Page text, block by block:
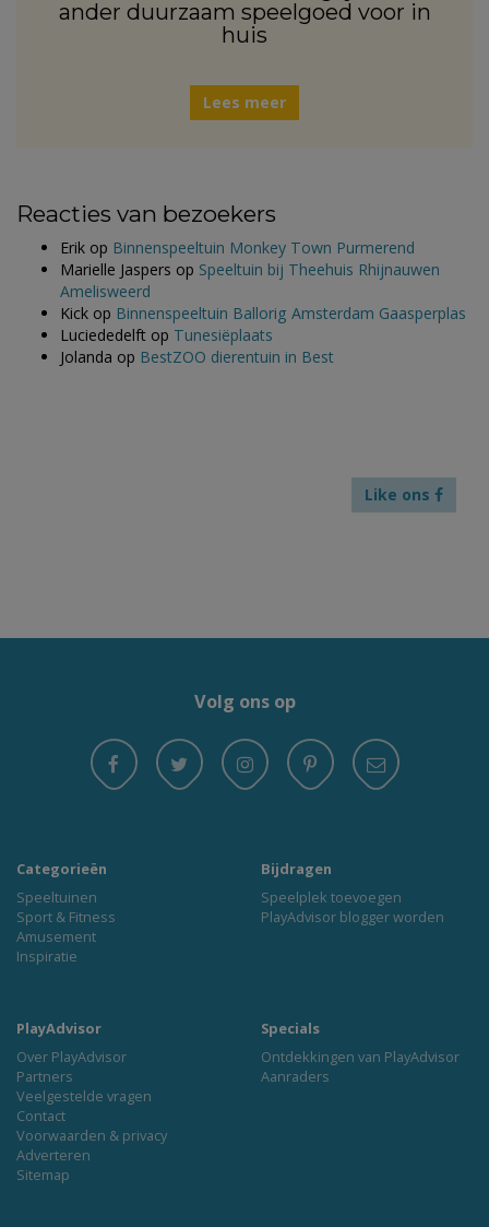
ander duurzaam speelgoed voor in
huis
Lees meer
Reacties van bezoekers
Erik op Binnenspeeltuin Monkey Town Purmerend
Marielle Jaspers op Speeltuin bij Theehuis Rhijnauwen
Amelisweerd
Kick op Binnenspeeltuin Ballorig Amsterdam Gaasperplas
Luciededelft op Tunesiëplaats
Jolanda op BestZOO dierentuin in Best
Like ons
Volg ons op
Categorieën
Speeltuinen
Sport & Fitness
Amusement
Inspiratie
Bijdragen
Speelplek toevoegen
PlayAdvisor blogger worden
PlayAdvisor
Over PlayAdvisor
Partners
Veelgestelde vragen
Contact
Voorwaarden & privacy
Adverteren
Sitemap
Specials
Ontdekkingen van PlayAdvisor
Aanraders